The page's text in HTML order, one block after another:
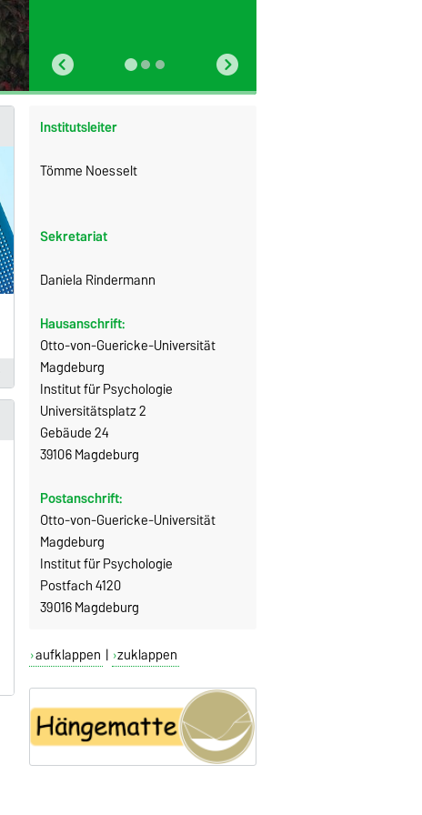
aufklappen | zuklappen
Institutsleiter
Tömme Noesselt
Sekretariat
Daniela Rindermann
Hausanschrift:
Otto-von-Guericke-Universität
Magdeburg
Institut für Psychologie
Universitätsplatz 2
Gebäude 24
39106 Magdeburg
Postanschrift:
Otto-von-Guericke-Universität
Magdeburg
Institut für Psychologie
Postfach 4120
39016 Magdeburg